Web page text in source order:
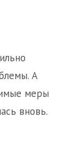
А
меры
вновь.